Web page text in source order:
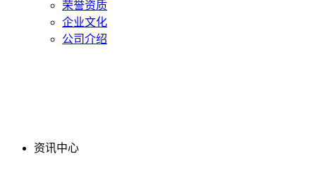
荣誉资质
企业文化
公司介绍
资讯中心